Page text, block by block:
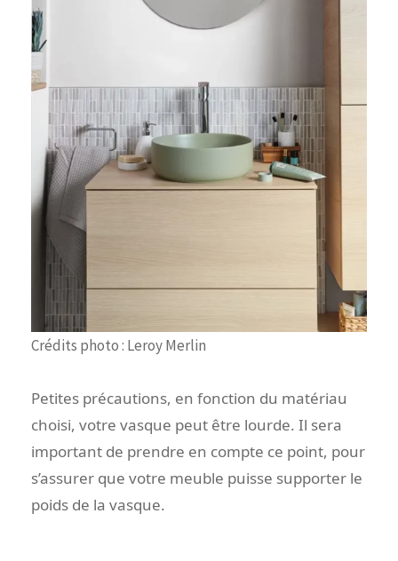
Crédits photo : Leroy Merlin
Petites précautions, en fonction du matériau
choisi, votre vasque peut être lourde. Il sera
important de prendre en compte ce point, pour
s’assurer que votre meuble puisse supporter le
poids de la vasque.